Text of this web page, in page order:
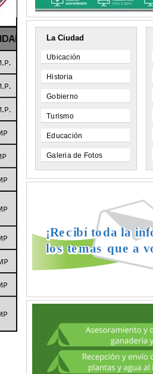
La Ciudad
Ubicación
Historia
Gobierno
Turismo
Educación
Galeria de Fotos